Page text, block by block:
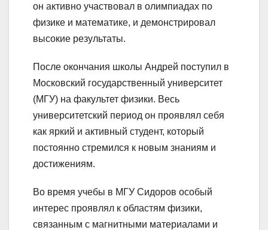
он активно участвовал в олимпиадах по
физике и математике, и демонстрировал
высокие результаты.
После окончания школы Андрей поступил в
Московский государственный университет
(МГУ) на факультет физики. Весь
университетский период он проявлял себя
как яркий и активный студент, который
постоянно стремился к новым знаниям и
достижениям.
Во время учебы в МГУ Сидоров особый
интерес проявлял к областям физики,
связанным с магнитными материалами и